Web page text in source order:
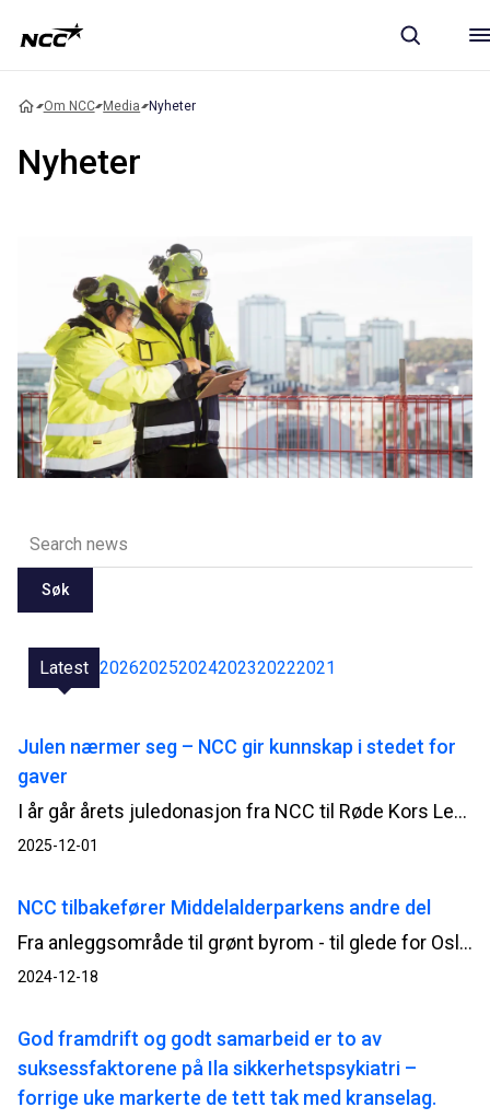
Om NCC Media Nyheter
Nyheter
Søk
Latest 202620252024202320222021
Julen nærmer seg – NCC gir kunnskap i stedet for
gaver
I år går årets juledonasjon fra NCC til Røde Kors Leksehjelp. Gjennom støtte til utdanning gir NCC flere unge en mulighet til å lykkes med skolearbeidet.
2025-12-01
NCC tilbakefører Middelalderparkens andre del
Fra anleggsområde til grønt byrom - til glede for Oslos befolkning og besøkende. NCC er i høst godt i gang med andre og siste delen av arbeidene med tilbakeføringen og opprustingen av terrenget i Middelalderparken i Oslo.
2024-12-18
God framdrift og godt samarbeid er to av
suksessfaktorene på Ila sikkerhetspsykiatri –
forrige uke markerte de tett tak med kranselag.